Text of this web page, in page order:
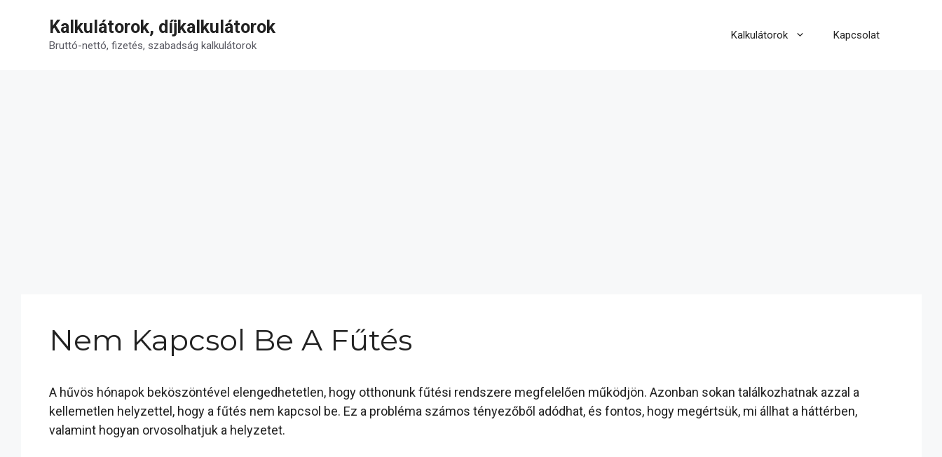
tartalomba
Kalkulátorok, díjkalkulátorok
Bruttó-nettó, fizetés, szabadság kalkulátorok
Kalkulátorok Kapcsolat
Nem Kapcsol Be A Fűtés
A hűvös hónapok beköszöntével elengedhetetlen, hogy otthonunk fűtési rendszere megfelelően működjön. Azonban sokan találkozhatnak azzal a
kellemetlen helyzettel, hogy a fűtés nem kapcsol be. Ez a probléma számos tényezőből adódhat, és fontos, hogy megértsük, mi állhat a háttérben,
valamint hogyan orvosolhatjuk a helyzetet.